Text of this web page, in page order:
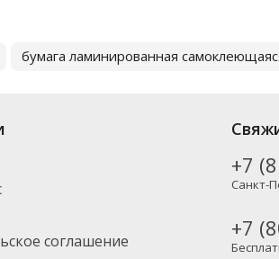
бумага ламинированная
соглашение
+7
Санкт-
+7